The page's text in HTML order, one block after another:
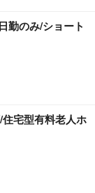
勤のみ/ショート
住宅型有料老人ホ